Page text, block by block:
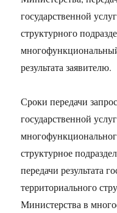
государственной
структурного
результата заявителю.
Сроки передачи
государственной
структурное
передачи результата
территориального
Министерства в